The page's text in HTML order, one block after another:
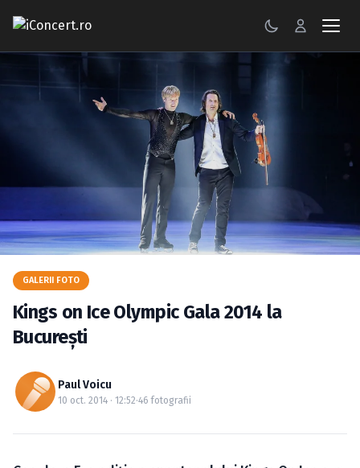
RECENZII
GALERII FOTO
BILETE
Autentificare
GALERII FOTO
Kings on Ice Olympic Gala 2014 la
Bucureşti
Paul Voicu
10 oct. 2014 · 12:52·46 fotografii